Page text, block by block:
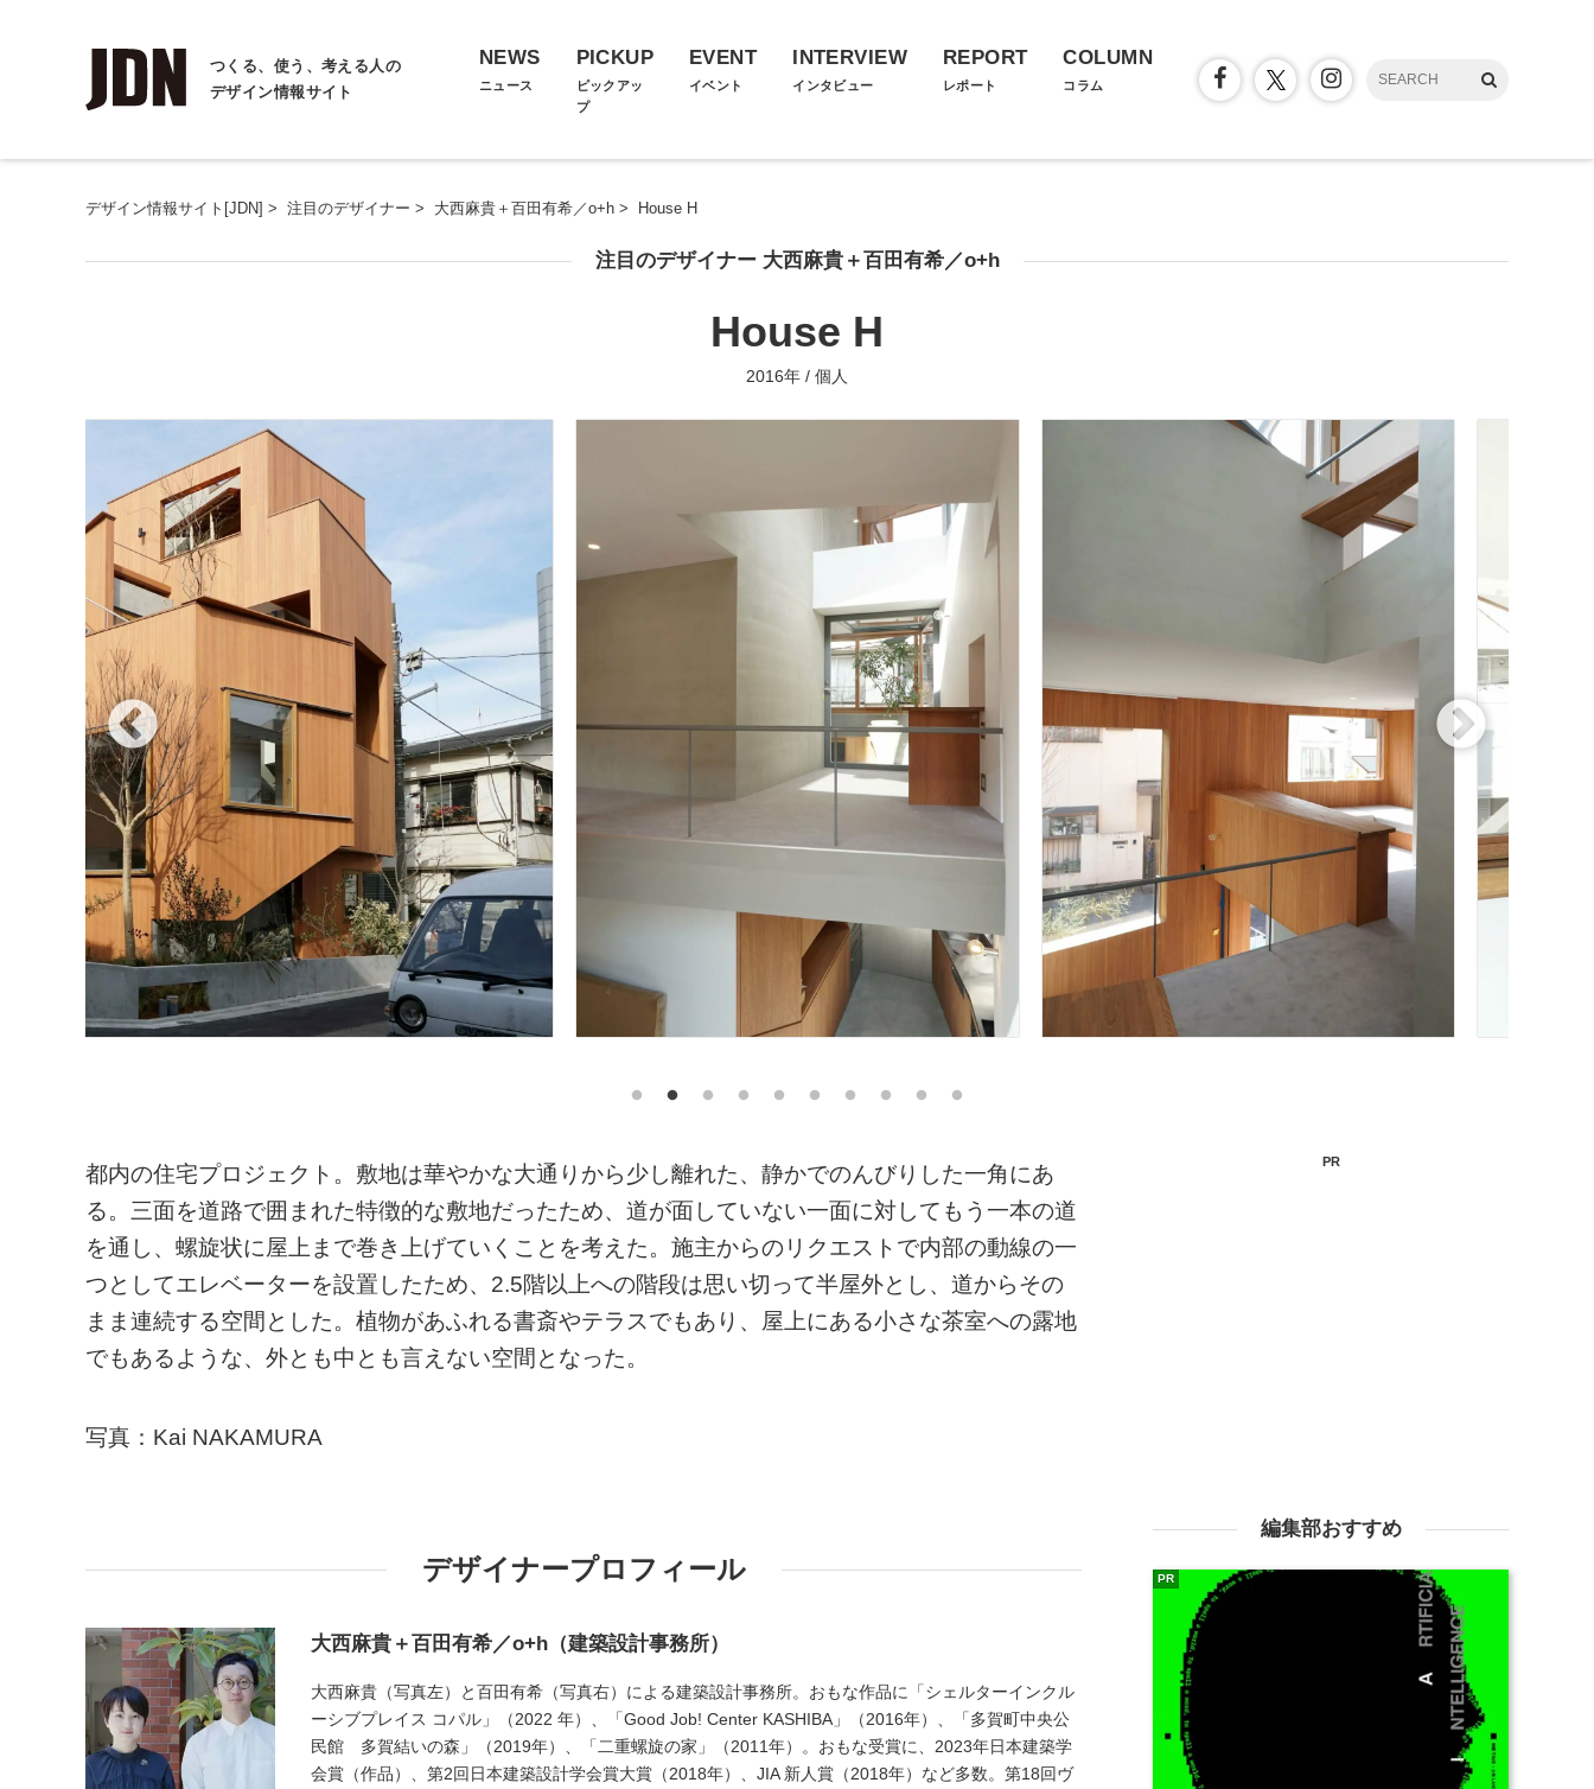
つくる、使う、考える人の
デザイン情報サイト
NEWS
ニュース
PICKUP
ピックアッ
プ
EVENT
イベント
INTERVIEW
インタビュー
REPORT
レポート
COLUMN
コラム
デザイン情報サイト[JDN] > 注目のデザイナー > 大西麻貴＋百田有希／o+h > House H
注目のデザイナー 大西麻貴＋百田有希／o+h
House H
2016年 / 個人
都内の住宅プロジェクト。敷地は華やかな大通りから少し離れた、静かでのんびりした一角にあ
る。三面を道路で囲まれた特徴的な敷地だったため、道が面していない一面に対してもう一本の道
を通し、螺旋状に屋上まで巻き上げていくことを考えた。施主からのリクエストで内部の動線の一
つとしてエレベーターを設置したため、2.5階以上への階段は思い切って半屋外とし、道からその
まま連続する空間とした。植物があふれる書斎やテラスでもあり、屋上にある小さな茶室への露地
でもあるような、外とも中とも言えない空間となった。
写真：Kai NAKAMURA
デザイナープロフィール
大西麻貴＋百田有希／o+h（建築設計事務所）
大西麻貴（写真左）と百田有希（写真右）による建築設計事務所。おもな作品に「シェルターインクル
ーシブプレイス コパル」（2022 年）、「Good Job! Center KASHIBA」（2016年）、「多賀町中央公
民館 多賀結いの森」（2019年）、「二重螺旋の家」（2011年）。おもな受賞に、2023年日本建築学
会賞（作品）、第2回日本建築設計学会賞大賞（2018年）、JIA 新人賞（2018年）など多数。第18回ヴ
PR
編集部おすすめ
PR